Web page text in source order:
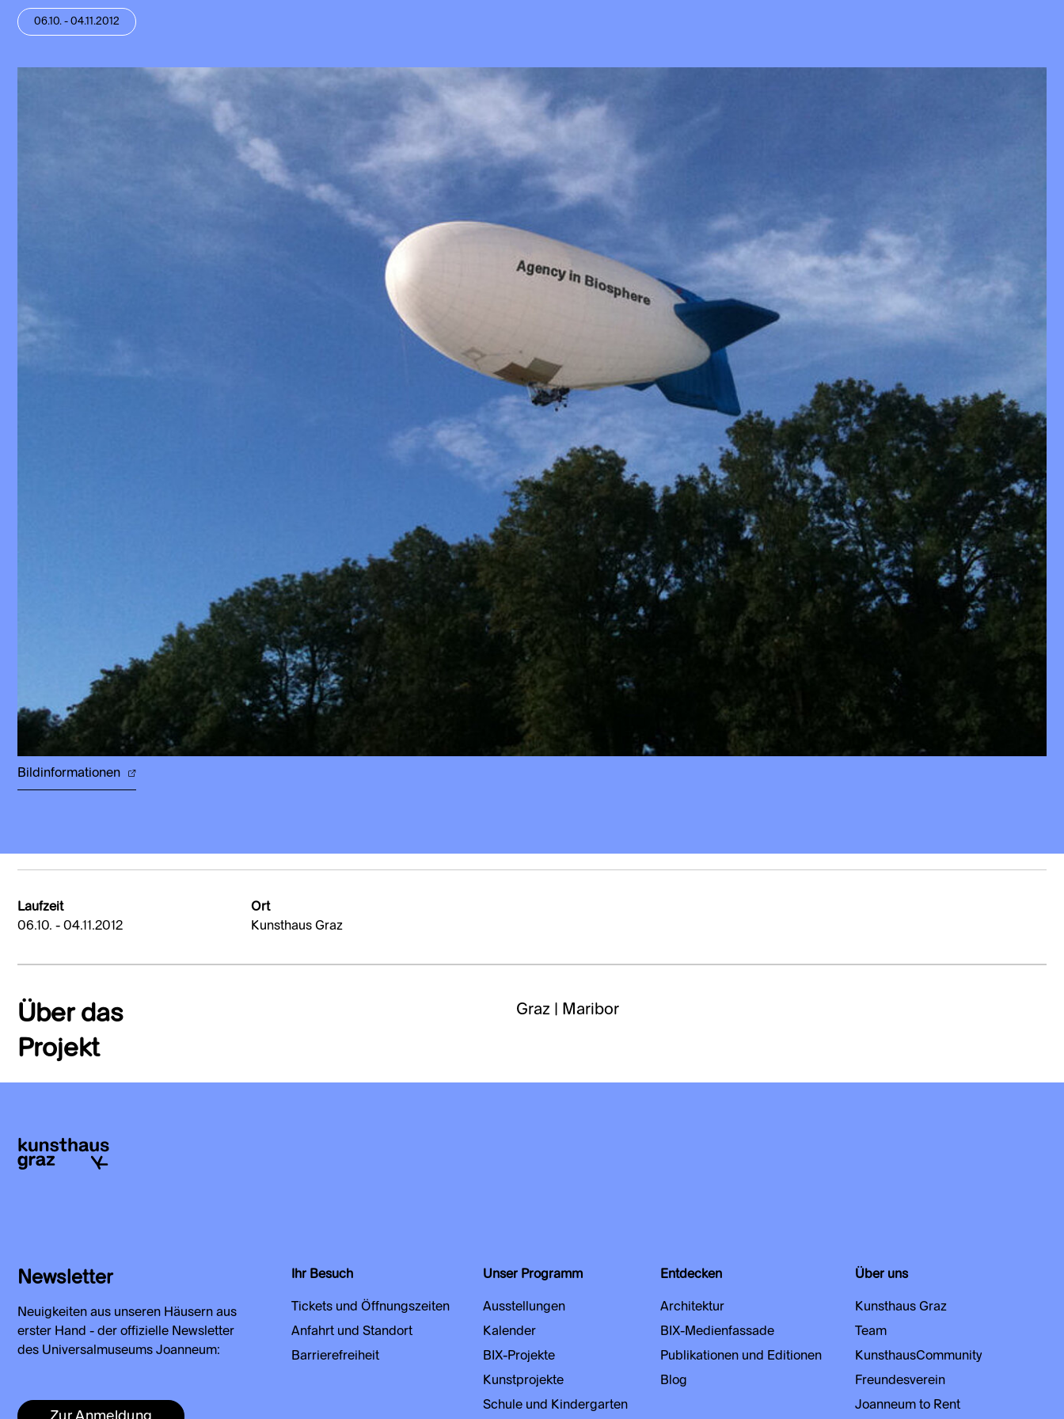
06.10. - 04.11.2012
Bildinformationen
Laufzeit
06.10. - 04.11.2012
Ort
Kunsthaus Graz
Über das
Projekt
Graz | Maribor
Newsletter
Neuigkeiten aus unseren Häusern aus
erster Hand - der offizielle Newsletter
des Universalmuseums Joanneum:
Ihr Besuch
Tickets und Öffnungszeiten
Anfahrt und Standort
Barrierefreiheit
Unser Programm
Ausstellungen
Kalender
BIX-Projekte
Kunstprojekte
Schule und Kindergarten
Entdecken
Architektur
BIX-Medienfassade
Publikationen und Editionen
Blog
Über uns
Kunsthaus Graz
Team
KunsthausCommunity
Freundesverein
Joanneum to Rent